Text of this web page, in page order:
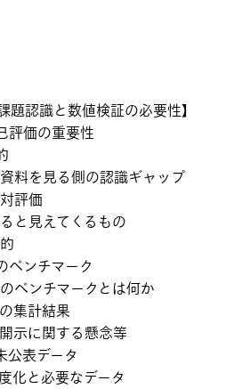
認識と数値検証の必要性】
評価の重要性
料を見る側の認識ギャップ
評価
と見えてくるもの
ンチマーク
ベンチマークとは何か
集計結果
示に関する懸念等
表データ
化と必要なデータ